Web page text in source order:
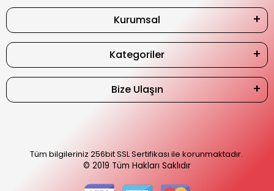
Kurumsal
Kategoriler
Bize Ulaşın
Tüm bilgileriniz 256bit SSL Sertifikası ile korunmaktadır.
© 2019 Tüm Hakları Saklıdır